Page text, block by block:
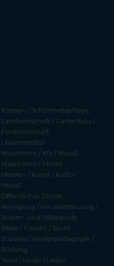
Körper- / Schönheitspflege
Landwirtschaft / Gartenbau /
Forstwirtschaft
Lebensmittel
Maschinen / Kfz / Metall
Maschinen / Metall
Medien / Kunst / Kultur
Metall
Öffentlicher Dienst
Reinigung / Hausbetreuung /
Anlern- und Hilfsberufe
Reise / Freizeit / Sport
Soziales / Kinderpädagogik /
Bildung
Textil / Mode / Leder